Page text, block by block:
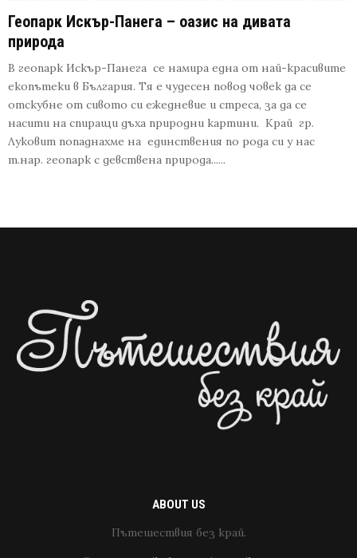
Геопарк Искър-Панега – оазис на дивата
природа
В геопарк Искър-Панега се намира една от най-красивите
екопътеки в България. Тя е чудесен повод човек да се
отскубне от сивото си ежедневие и стреса, за да се
насити на спиращи дъха природни картини. Край гр.
Луковит попаднахме на единствения по рода си у нас
т.нар. геопарк с девствена природа......
ABOUT US
Пътешествия без край.